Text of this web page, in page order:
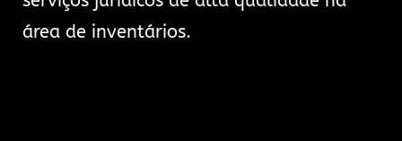
área de inventários.